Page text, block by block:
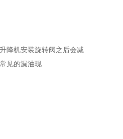
降机安装旋转阀之后会减
见的漏油现